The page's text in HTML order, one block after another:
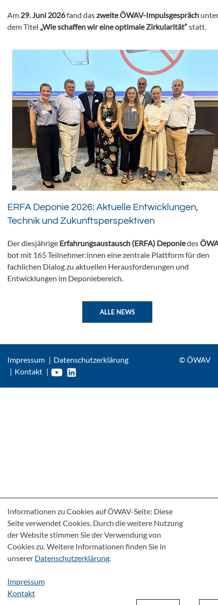
Am 29. Juni 2026fand daszweite ÖWAV-Impulsgespräch
dem Titel „Wie schaffen wir eine optimale Zirkularität“statt.
ERFA Deponie 2026: Aktuelle Entwicklungen,
Technik und Zukunftsperspektiven
Der diesjährige Erfahrungsaustausch (ERFA) Deponiedes
bot mit 165 Teilnehmer:innen eine zentrale Plattform für den
fachlichen Dialog zu aktuellen Herausforderungen und
Entwicklungen im Deponiebereich.
ALLE NEWS
Impressum
Datenschutzerklärung
Kontakt
© ÖWAV
Informationen zu Cookies auf ÖWAV-Seite: Diese
Seite verwendet Cookies. Durch die weitere Nutzung
der Website stimmen Sie der Verwendung von
Cookies zu. Weitere Informationen finden Sie in
unserer Datenschutzerklärung.
Impressum
Kontakt